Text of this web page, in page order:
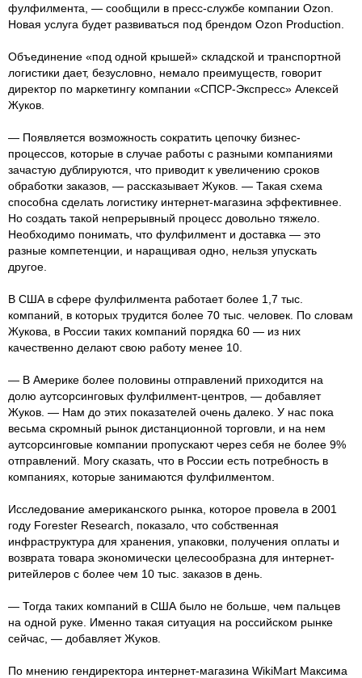
фулфилмента, — сообщили в пресс-службе компании Ozon.
Новая услуга будет развиваться под брендом Ozon Production.
Объединение «под одной крышей» складской и транспортной
логистики дает, безусловно, немало преимуществ, говорит
директор по маркетингу компании «СПСР-Экспресс» Алексей
Жуков.
— Появляется возможность сократить цепочку бизнес-
процессов, которые в случае работы с разными компаниями
зачастую дублируются, что приводит к увеличению сроков
обработки заказов, — рассказывает Жуков. — Такая схема
способна сделать логистику интернет-магазина эффективнее.
Но создать такой непрерывный процесс довольно тяжело.
Необходимо понимать, что фулфилмент и доставка — это
разные компетенции, и наращивая одно, нельзя упускать
другое.
В США в сфере фулфилмента работает более 1,7 тыс.
компаний, в которых трудится более 70 тыс. человек. По словам
Жукова, в России таких компаний порядка 60 — из них
качественно делают свою работу менее 10.
— В Америке более половины отправлений приходится на
долю аутсорсинговых фулфилмент-центров, — добавляет
Жуков. — Нам до этих показателей очень далеко. У нас пока
весьма скромный рынок дистанционной торговли, и на нем
аутсорсинговые компании пропускают через себя не более 9%
отправлений. Могу сказать, что в России есть потребность в
компаниях, которые занимаются фулфилментом.
Исследование американского рынка, которое провела в 2001
году Forester Research, показало, что собственная
инфраструктура для хранения, упаковки, получения оплаты и
возврата товара экономически целесообразна для интернет-
ритейлеров с более чем 10 тыс. заказов в день.
— Тогда таких компаний в США было не больше, чем пальцев
на одной руке. Именно такая ситуация на российском рынке
сейчас, — добавляет Жуков.
По мнению гендиректора интернет-магазина WikiMart Максима